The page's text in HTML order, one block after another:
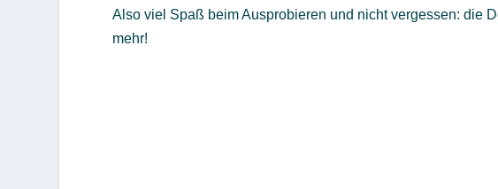
Also viel Spaß beim Ausprobieren und nicht vergessen: die
mehr!